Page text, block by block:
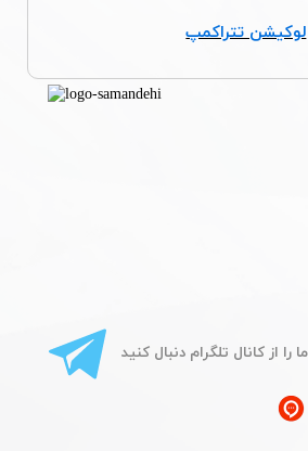
از کانال تلگرام دنبال کنید
لوکیشن تتراکمپ